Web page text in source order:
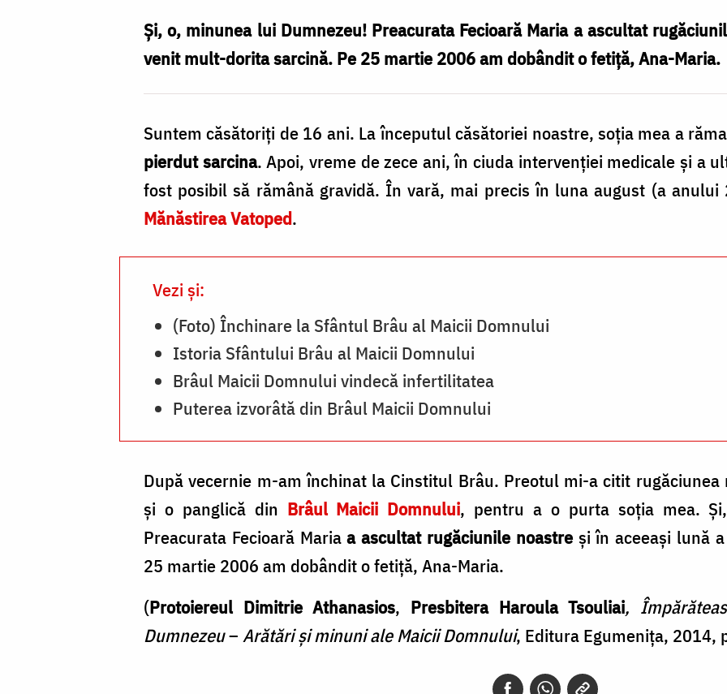
Și, o, minunea lui Dumnezeu! Preacurata Fecioară Maria a ascultat
venit mult-dorita sarcină. Pe 25 martie 2006 am dobândit o fetiță, Ana-Maria.
Suntem căsătoriți de 16 ani. La începutul căsătoriei noastre, soția mea a
pierdut sarcina. Apoi, vreme de zece ani, în ciuda intervenției medicale și a
fost posibil să rămână gravidă. În vară, mai precis în luna august (a
Mănăstirea Vatoped.
Vezi și:
(Foto) Închinare la Sfântul Brâu al Maicii Domnului
Istoria Sfântului Brâu al Maicii Domnului
Brâul Maicii Domnului vindecă infertilitatea
Puterea izvorâtă din Brâul Maicii Domnului
După vecernie m-am închinat la Cinstitul Brâu. Preotul mi-a citit
și o panglică din Brâul Maicii Domnului, pentru a o purta soția mea.
Preacurata Fecioară Mariaa ascultat rugăciunile noastreși în aceeași lună
25 martie 2006 am dobândit o fetiță, Ana-Maria.
(Protoiereul Dimitrie Athanasios, Presbitera Haroula Tsouliai,
Dumnezeu– Arătări și minuni ale Maicii Domnului, Editura Egumenița, 2014,